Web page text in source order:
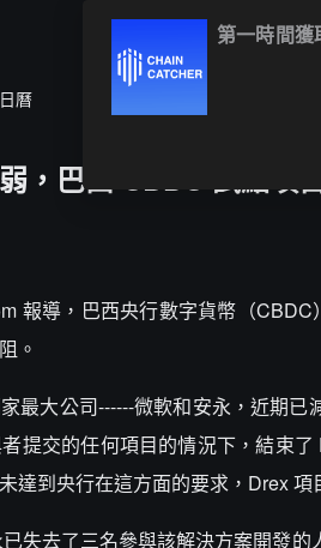
日曆
，巴西 CBDC 試點項
報導，巴西央行數字貨幣（
。
最大公司------微軟和安永，近期
提交的任何項目的情況下，結束
達到央行在這方面的要求，Drex 項
失去了三名參與該解決方案開發
第一時間獲